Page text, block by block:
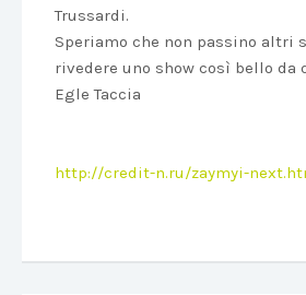
Trussardi.
Speriamo che non passino altri
rivedere uno show così bello da
Egle Taccia
http://credit-n.ru/zaymyi-